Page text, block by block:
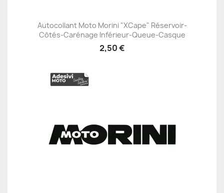
Autocollant Moto Morini "XCape" Réservoir-
Côtés-Carénage Inférieur-Queue-Casque
2,50 €